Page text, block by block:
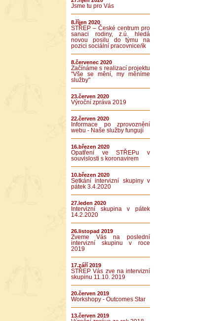
Jsme tu pro Vás
8.říjen 2020
STŘEP – České centrum pro
sanaci rodiny, z.ú. hledá
novou posilu do týmu na
pozici sociální pracovnice/ík
8.červenec 2020
Začínáme s realizací projektu
"Vše se mění, my měníme
služby"
23.červen 2020
Výroční zpráva 2019
22.červen 2020
Informace po zprovoznění
webu - Naše služby fungují
16.březen 2020
Opatření ve STŘEPu v
souvislosti s koronavirem
10.březen 2020
Setkání intervizní skupiny v
pátek 3.4.2020
27.leden 2020
Intervizní skupina v pátek
14.2.2020
26.listopad 2019
Zveme Vás na poslední
intervizní skupinu v roce
2019
17.září 2019
STŘEP Vás zve na intervizní
skupinu 11.10. 2019
20.červen 2019
Workshopy - Outcomes Star
13.červen 2019